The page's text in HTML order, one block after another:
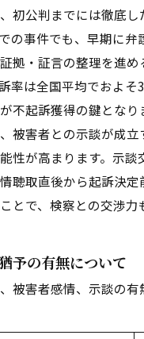
初公判までには徹底し
の事件でも、早期に弁
拠・証言の整理を進め
率は全国平均でおよそ
不起訴獲得の鍵となり
被害者との示談が成立
性が高まります。示談
聴取直後から起訴決定
とで、検察との交渉力
予の有無について
被害者感情、示談の有